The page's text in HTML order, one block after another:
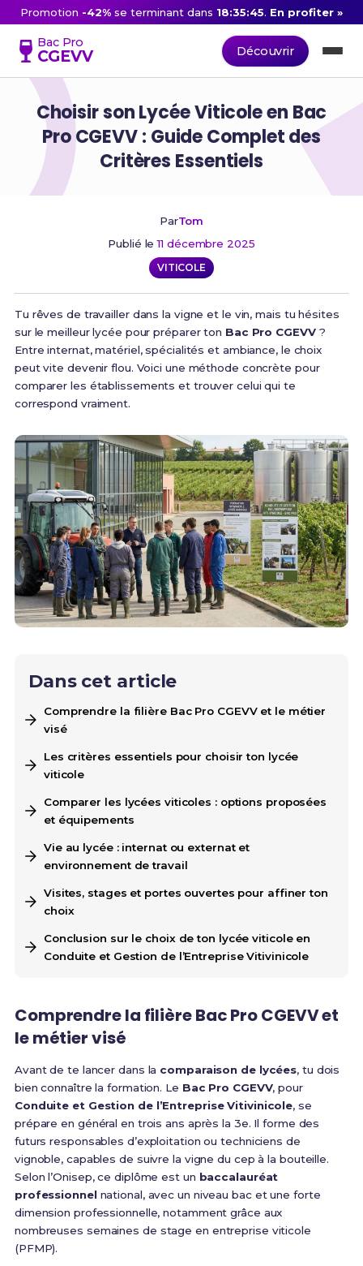
Promotion -42%se terminant dans 18:35:44. En profiter »
Bac Pro
CGEVV Découvrir
Choisir son Lycée Viticole en Bac
Pro CGEVV : Guide Complet des
Critères Essentiels
ParTom
Publié le11 décembre 2025
VITICOLE
Tu rêves de travailler dans la vigne et le vin, mais tu hésites
sur le meilleur lycée pour préparer ton Bac Pro CGEVV?
Entre internat, matériel, spécialités et ambiance, le choix
peut vite devenir flou. Voici une méthode concrète pour
comparer les établissements et trouver celui qui te
correspond vraiment.
Dans cet article
Comprendre la filière Bac Pro CGEVV et le métier
visé
Les critères essentiels pour choisir ton lycée
viticole
Comparer les lycées viticoles : options proposées
et équipements
Vie au lycée : internat ou externat et
environnement de travail
Visites, stages et portes ouvertes pour affiner ton
choix
Conclusion sur le choix de ton lycée viticole en
Conduite et Gestion de l’Entreprise Vitivinicole
Comprendre la filière Bac Pro CGEVV et
le métier visé
Avant de te lancer dans la comparaison de lycées, tu dois
bien connaître la formation. Le Bac Pro CGEVV, pour
Conduite et Gestion de l’Entreprise Vitivinicole, se
prépare en général en trois ans après la 3e. Il forme des
futurs responsables d’exploitation ou techniciens de
vignoble, capables de suivre la vigne du cep à la bouteille.
Selon l’Onisep, ce diplôme est un baccalauréat
professionnelnational, avec un niveau bac et une forte
dimension professionnelle, notamment grâce aux
nombreuses semaines de stage en entreprise viticole
(PFMP).